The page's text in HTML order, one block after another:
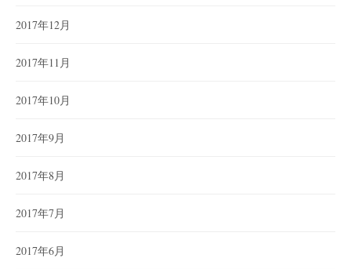
2017年12月
2017年11月
2017年10月
2017年9月
2017年8月
2017年7月
2017年6月